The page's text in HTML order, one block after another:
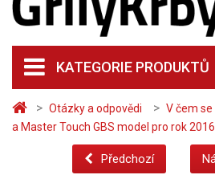
> Otázky a odpovědi > V čem se
a Master Touch GBS model pro rok
Předchozí
KATEGORIE PRODUKTŮ